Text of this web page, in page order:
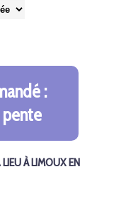
:
pente
À LIMOUX EN